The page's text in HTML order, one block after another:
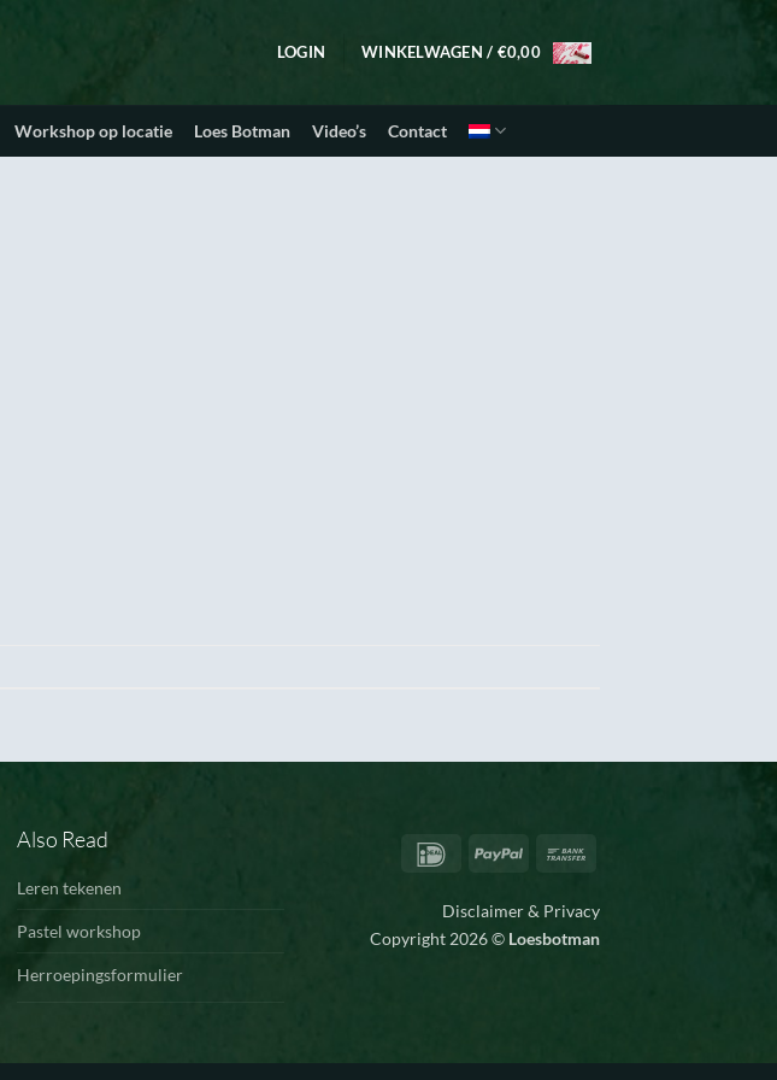
LOGIN WINKELWAGEN / €0,00
Workshop op locatie Loes Botman Video’s Contact
Also Read
Leren tekenen
Pastel workshop
Herroepingsformulier
IDeal PayPal
Disclaimer & Privacy
Copyright 2026 © Loesbotman